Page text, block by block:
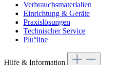
Verbrauchsmaterialien
Einrichtung & Geräte
Praxislösungen
Technischer Service
Plu°line
Hilfe & Information